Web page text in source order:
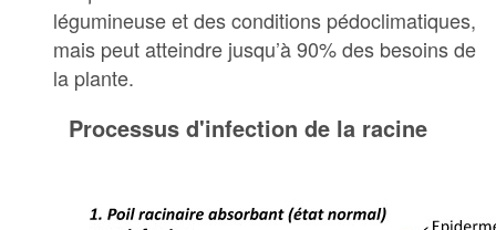
légumineuse et des conditions pédoclimatiques,
mais peut atteindre jusqu’à 90% des besoins de
la plante.
Processus d'infection de la racine